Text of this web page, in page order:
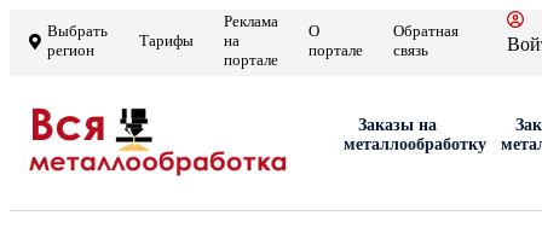
Выбрать
регион
Тарифы
Реклама
на
портале
О
портале
Обратная
связь
Заказы на
металлообработку